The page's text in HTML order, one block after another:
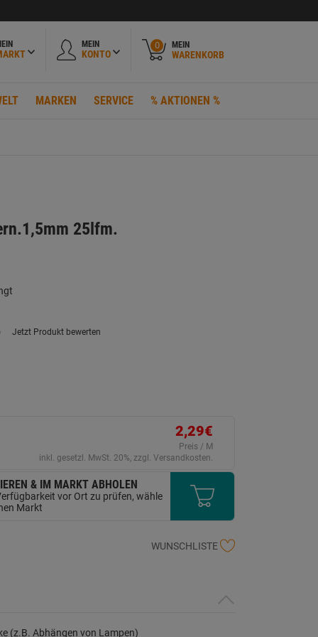
MEIN
KONTO
0 MEIN
WARENKORB
MARKEN SERVICE % AKTIONEN %
25lfm.
Jetzt Produkt bewerten
2,29€
Preis / M
inkl. gesetzl. MwSt. 20%, zzgl. Versandkosten.
& IM MARKT ABHOLEN
vor Ort zu prüfen, wähle
Markt
WUNSCHLISTE
(z.B. Abhängen von Lampen)